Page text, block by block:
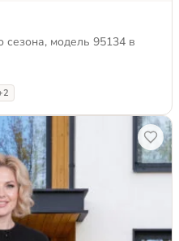
сезона, модель 95134 в